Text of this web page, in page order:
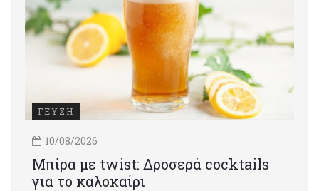
ΓΕΥΣΗ
10/08/2026
Μπίρα με twist: Δροσερά cocktails
για το καλοκαίρι